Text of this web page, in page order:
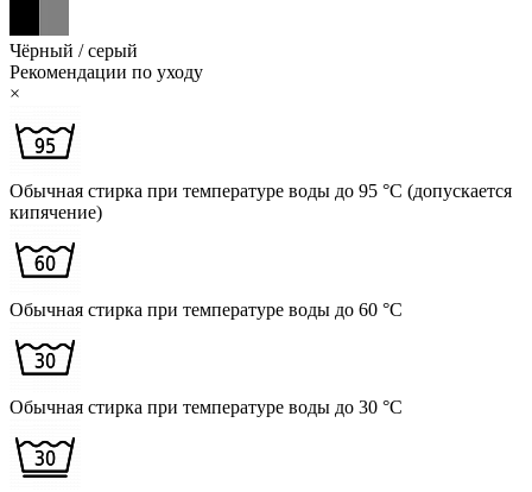
Чёрный / серый
Рекомендации по уходу
×
Обычная стирка при температуре воды до 95 °C (допускается
кипячение)
Обычная стирка при температуре воды до 60 °C
Обычная стирка при температуре воды до 30 °C